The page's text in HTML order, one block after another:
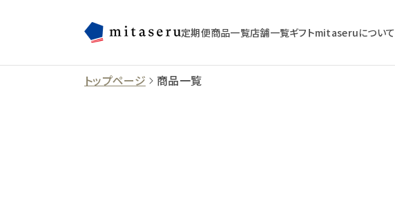
定期便商品一覧店舗一覧ギフトmitaseruについて
トップページ 商品一覧